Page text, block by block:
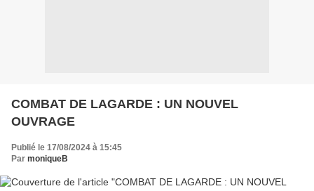
COMBAT DE LAGARDE : UN NOUVEL
OUVRAGE
Publié le 17/08/2024 à 15:45
Par moniqueB